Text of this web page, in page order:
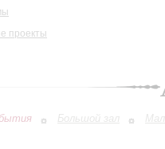
проекты
Большой зал